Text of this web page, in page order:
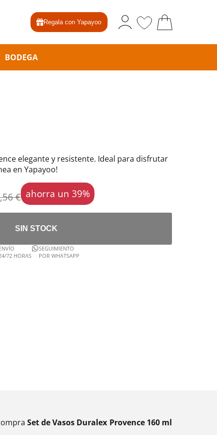
Regala con Yapayoo
BODEGA
elegante y resistente. Ideal para disfrutar
en Yapayoo!
€ ahorra un 39%
SIN STOCK
72 HORAS
SEGUIMIENTO
POR WHATSAPP
Set de Vasos Duralex Provence 160 ml